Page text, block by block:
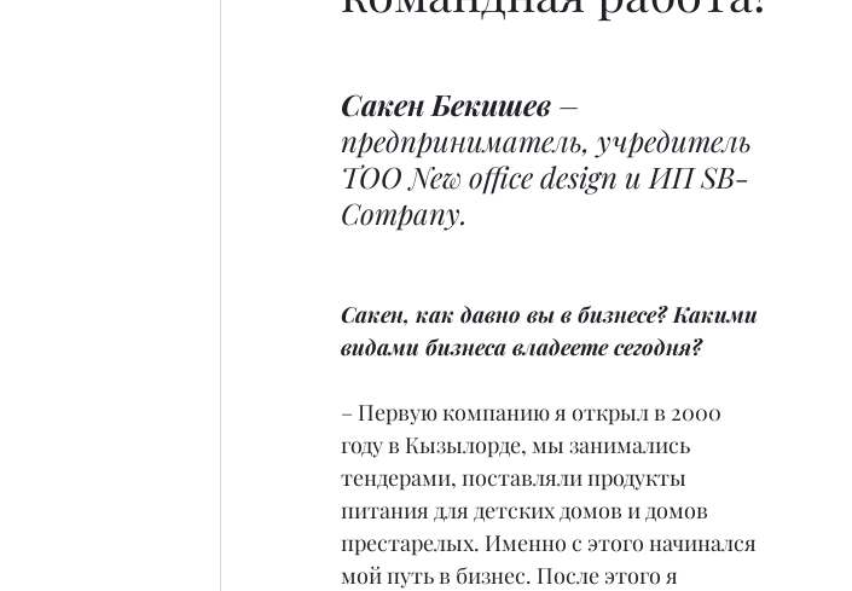
Сакен Бекишев –
предприниматель, учредитель
ТОО New office design и ИП SB-
Company.
Сакен, как давно вы в бизнесе? Какими
видами бизнеса владеете сегодня?
– Первую компанию я открыл в 2000
году в Кызылорде, мы занимались
тендерами, поставляли продукты
питания для детских домов и домов
престарелых. Именно с этого начинался
мой путь в бизнес. После этого я